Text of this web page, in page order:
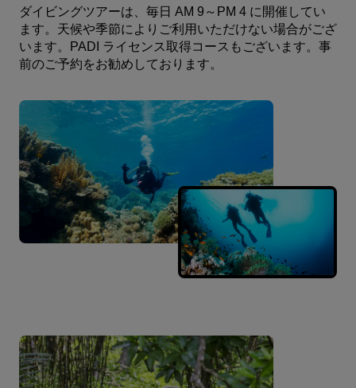
ダイビングツアーは、毎日 AM 9～PM 4 に開催してい
ます。天候や季節によりご利用いただけない場合がござ
います。PADI ライセンス取得コースもございます。事
前のご予約をお勧めしております。